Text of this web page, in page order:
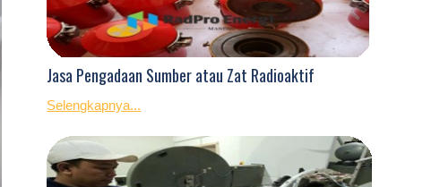
Jasa Pengadaan Sumber atau Zat Radioaktif
Selengkapnya...